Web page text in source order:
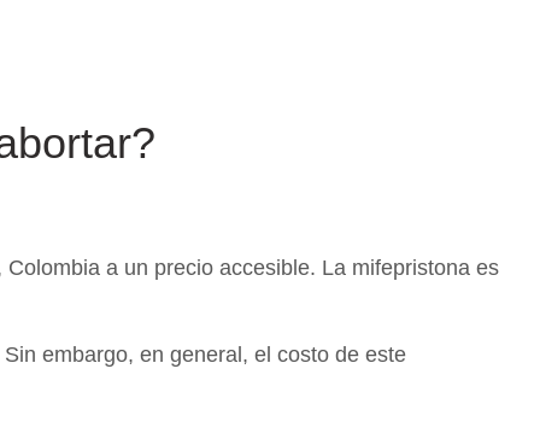
Colombia a un precio accesible. La mifepristona es
embargo, en general, el costo de este